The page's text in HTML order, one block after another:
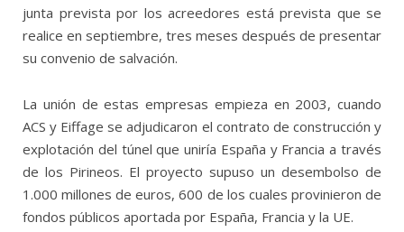
junta prevista por los acreedores está prevista que se
realice en septiembre, tres meses después de presentar
su convenio de salvación.
La unión de estas empresas empieza en 2003, cuando
ACS y Eiffage se adjudicaron el contrato de construcción y
explotación del túnel que uniría España y Francia a través
de los Pirineos. El proyecto supuso un desembolso de
1.000 millones de euros, 600 de los cuales provinieron de
fondos públicos aportada por España, Francia y la UE.